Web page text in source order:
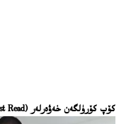
كۆپ كۆرۈلگەن خەۋەرلەر (Most Read)